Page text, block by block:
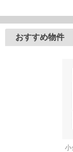
おすすめ物件
小